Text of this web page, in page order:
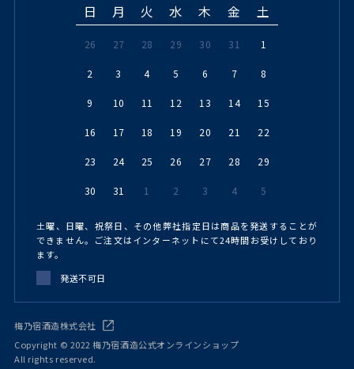
日 月 火 水 木 金 土
26 27 28 29 30 31 1
2 3 4 5 6 7 8
9 10 11 12 13 14 15
16 17 18 19 20 21 22
23 24 25 26 27 28 29
30 31 1 2 3 4 5
土曜、日曜、祝祭日、その他弊社指定日は商品を発送することが
できません。ご注文はインターネットにて24時間お受けしており
ます。
発送不可日
梅乃宿酒造株式会社
Copyright © 2022 梅乃宿酒造公式オンラインショップ
All rights reserved.